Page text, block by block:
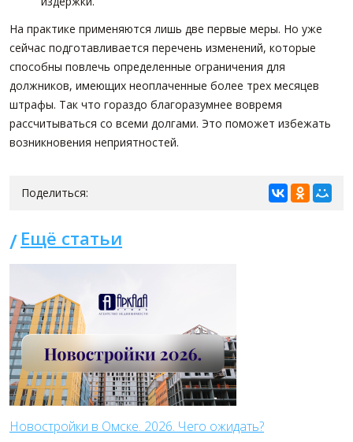
На практике применяются лишь две первые меры. Но уже
сейчас подготавливается перечень изменений, которые
способны повлечь определенные ограничения для
должников, имеющих неоплаченные более трех месяцев
штрафы. Так что гораздо благоразумнее вовремя
рассчитываться со всеми долгами. Это поможет избежать
возникновения неприятностей.
Поделиться:
Ещё статьи
Новостройки в Омске. 2026. Чего ожидать?